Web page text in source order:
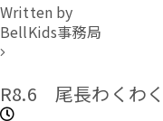
Written by
BellKids事務局
R8.6 尾長わくわく